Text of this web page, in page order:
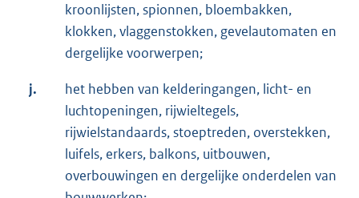
kroonlijsten, spionnen, bloembakken,
klokken, vlaggenstokken, gevelautomaten en
dergelijke voorwerpen;
j.
het hebben van kelderingangen, licht- en
luchtopeningen, rijwieltegels,
rijwielstandaards, stoeptreden, overstekken,
luifels, erkers, balkons, uitbouwen,
overbouwingen en dergelijke onderdelen van